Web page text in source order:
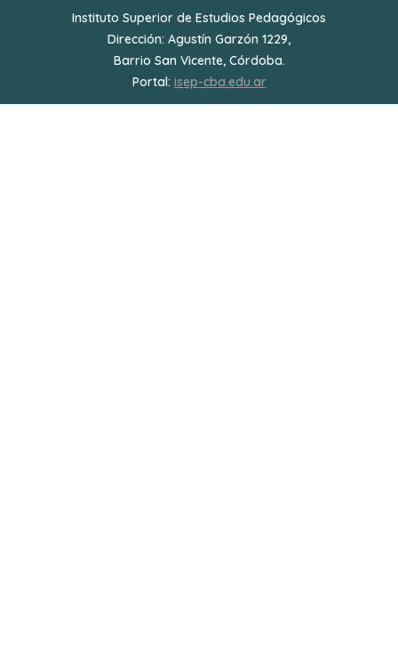
Instituto Superior de Estudios Pedagógicos
Dirección: Agustín Garzón 1229,
Barrio San Vicente, Córdoba.
Portal: isep-cba.edu.ar